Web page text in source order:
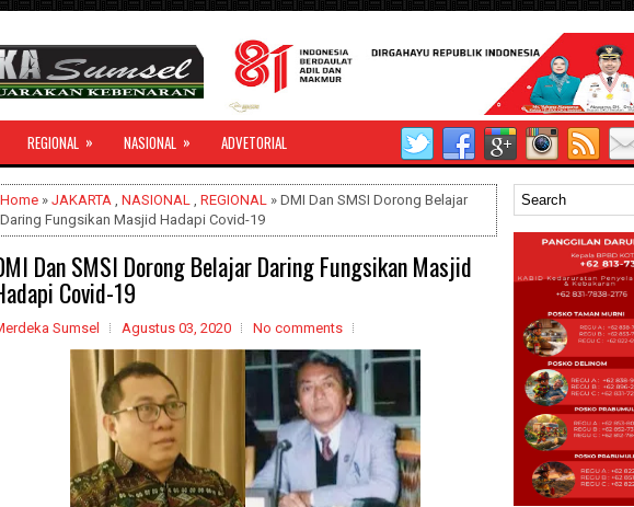
REGIONAL » NASIONAL » ADVETORIAL
Home » JAKARTA , NASIONAL , REGIONAL » DMI Dan SMSI Dorong Belajar
Daring Fungsikan Masjid Hadapi Covid-19
Dan SMSI Dorong Belajar Daring Fungsikan Masjid
Covid-19
Sumsel Agustus 03, 2020 No comments